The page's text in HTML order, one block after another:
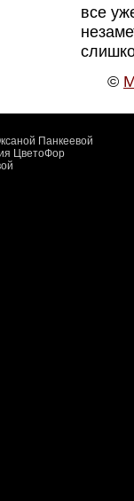
все
©
Панкеевой
ЦветоФор